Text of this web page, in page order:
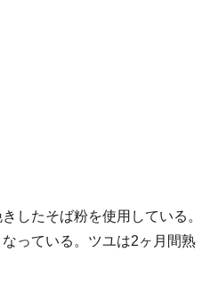
したそば粉を使用している。
っている。ツユは2ヶ月間熟